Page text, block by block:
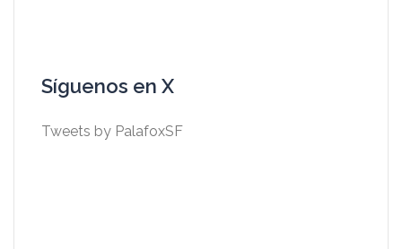
Síguenos en X
Tweets by PalafoxSF